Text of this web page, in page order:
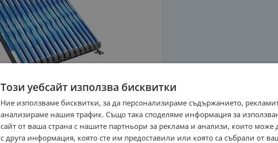
Този уебсайт използва бисквитки
Ние използваме бисквитки, за да персонализираме съдържанието,
анализираме нашия трафик. Също така споделяме информация за
сайт от ваша страна с нашите партньори за реклама и анализи, които може
с друга информация, която сте им предоставили или която са събрали от